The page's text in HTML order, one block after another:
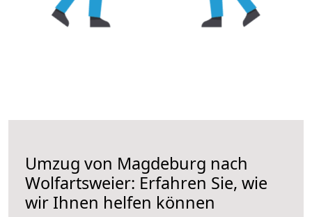
Umzug von Magdeburg nach
Wolfartsweier: Erfahren Sie, wie
wir Ihnen helfen können